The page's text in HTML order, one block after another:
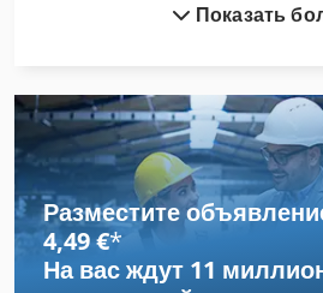
Tur 560
Верстак С Тисками
Вид Автомобиля
Завод По Переработке Шин
Показать
Разместите
4,49 €*
На вас ждут 11